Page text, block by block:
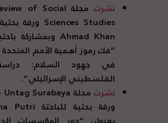
نشرت مجلة of Social
Sciences Studies ورقة
Ahmad Khan وبمشاركة
“فك رموز أهمية الأمم المتحدة
في جهود السلام:
الفلسطيني الإسرائيلي”.
نشرت مجلة Surabaya
ورقة بحثية للباحثة Putri